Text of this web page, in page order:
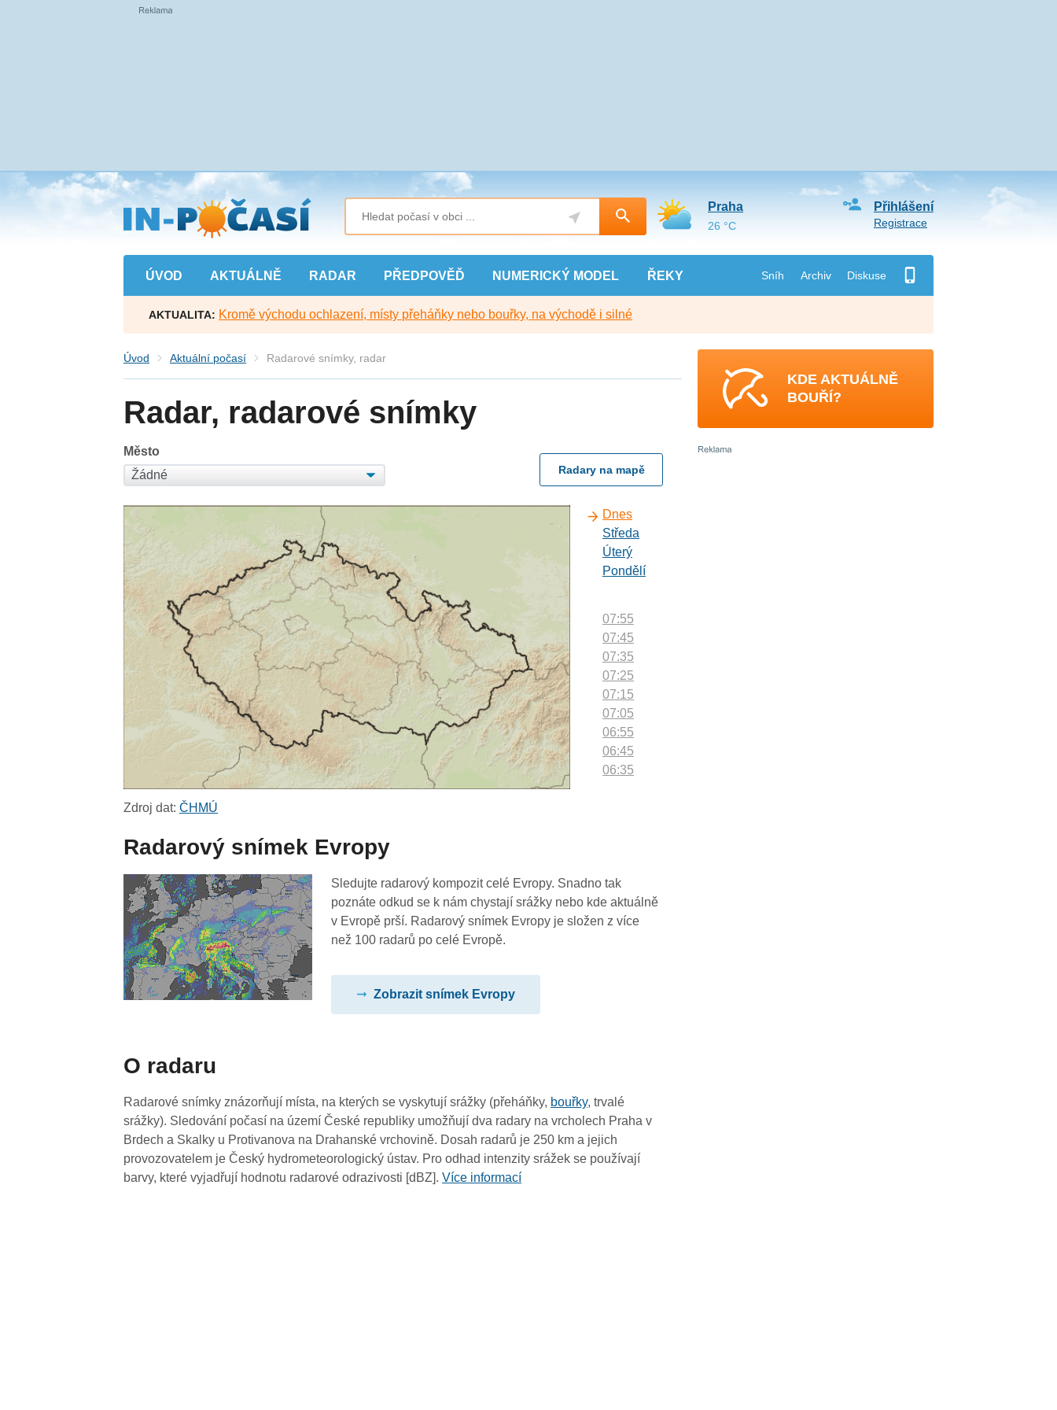
Přejít
na
hlavní
obsah
ÚVOD AKTUÁLNĚ RADAR PŘEDPOVĚĎ NUMERICKÝ MODEL ŘEKY Sníh Archiv Diskuse
Přihlášení
Registrace
Praha
26 °C
AKTUALITA: Kromě východu ochlazení, místy přeháňky nebo bouřky, na východě i silné
Úvod Aktuální počasí Radarové snímky, radar
Radar, radarové snímky
Město
Radary na mapě
Dnes
Středa
Úterý
Pondělí
07:55
07:45
07:35
07:25
07:15
07:05
06:55
06:45
06:35
05:35
05:25
05:15
03:35
03:25
03:15
03:05
Zdroj dat:ČHMÚ
Radarový snímek Evropy
Sledujte radarový kompozit celé Evropy. Snadno tak
poznáte odkud se k nám chystají srážky nebo kde aktuálně
v Evropě prší. Radarový snímek Evropy je složen z více
než 100 radarů po celé Evropě.
Zobrazit snímek Evropy
O radaru
Radarové snímky znázorňují místa, na kterých se vyskytují srážky (přeháňky, bouřky, trvalé
srážky). Sledování počasí na území České republiky umožňují dva radary na vrcholech Praha v
Brdech a Skalky u Protivanova na Drahanské vrchovině. Dosah radarů je 250 km a jejich
provozovatelem je Český hydrometeorologický ústav. Pro odhad intenzity srážek se používají
barvy, které vyjadřují hodnotu radarové odrazivosti [dBZ].Více informací
KDE AKTUÁLNĚ
BOUŘÍ?